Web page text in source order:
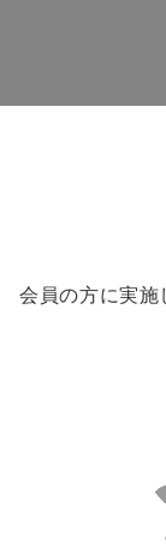
会員の方に実施